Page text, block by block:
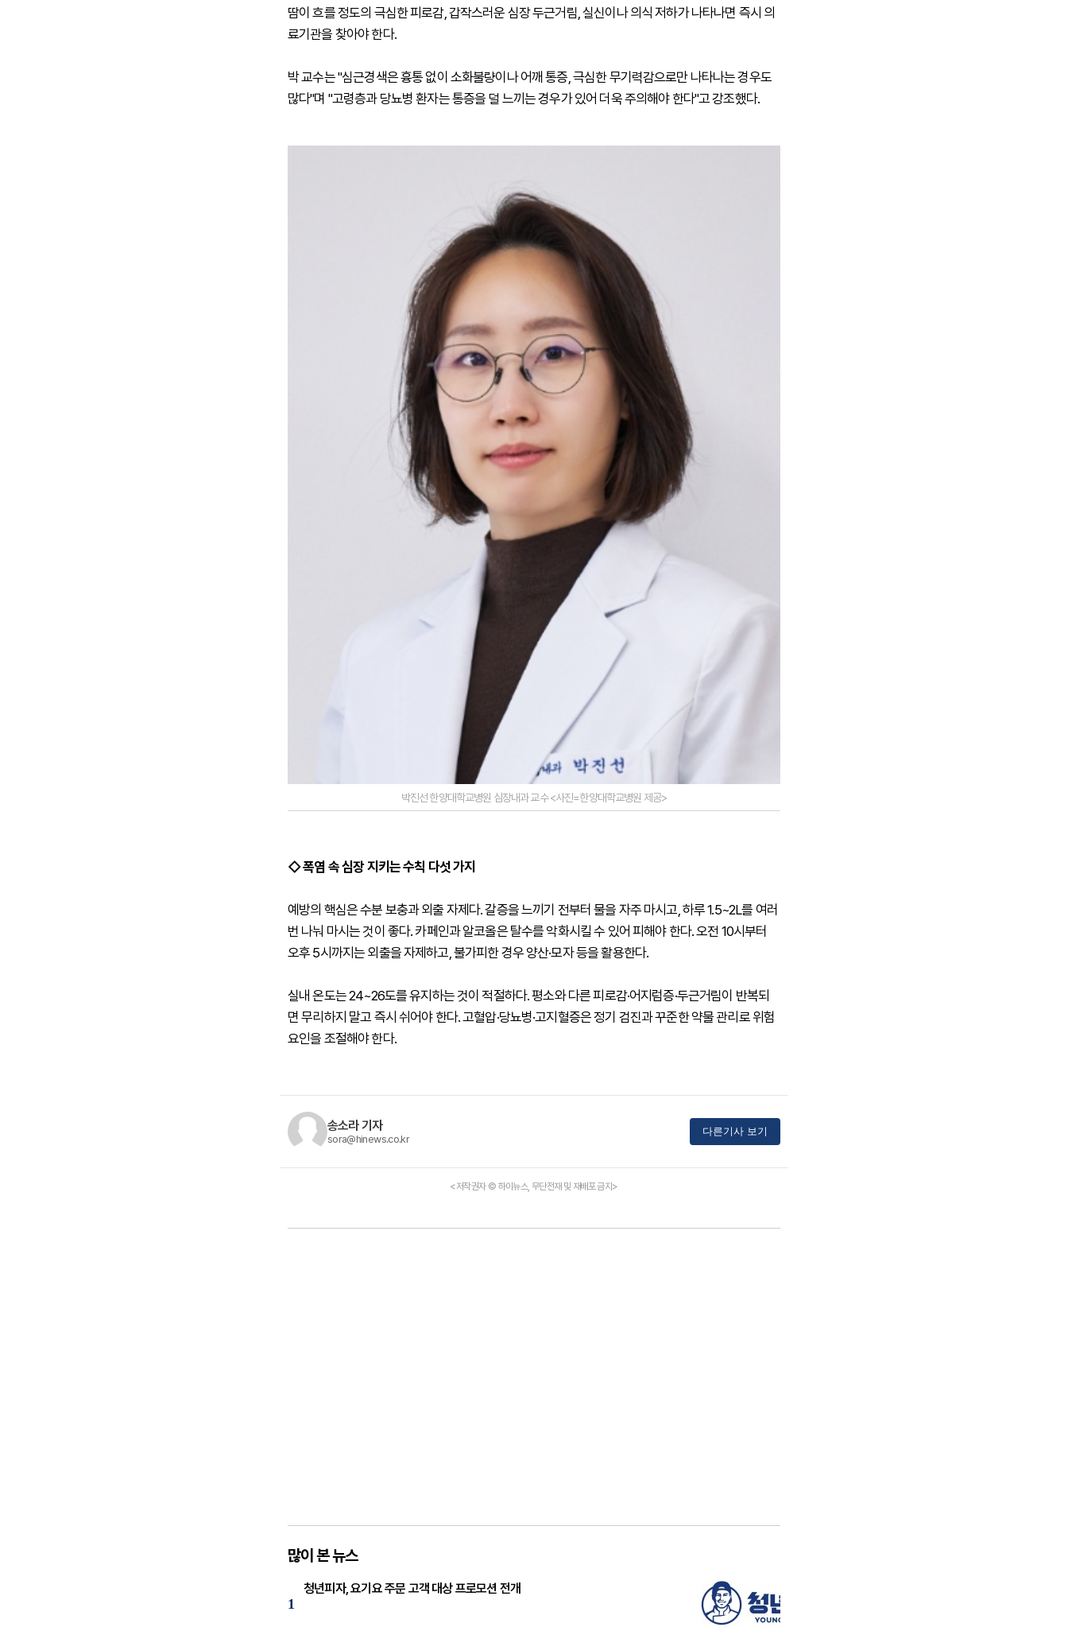
땀이 흐를 정도의 극심한 피로감, 갑작스러운 심장 두근거림, 실신이나 의식 저하가 나타나면 즉시 의
료기관을 찾아야 한다.
박 교수는 "심근경색은 흉통 없이 소화불량이나 어깨 통증, 극심한 무기력감으로만 나타나는 경우도
많다"며 "고령층과 당뇨병 환자는 통증을 덜 느끼는 경우가 있어 더욱 주의해야 한다"고 강조했다.
박진선 한양대학교병원 심장내과 교수 <사진=한양대학교병원 제공>
◇ 폭염 속 심장 지키는 수칙 다섯 가지
예방의 핵심은 수분 보충과 외출 자제다. 갈증을 느끼기 전부터 물을 자주 마시고, 하루 1.5~2L를 여러
번 나눠 마시는 것이 좋다. 카페인과 알코올은 탈수를 악화시킬 수 있어 피해야 한다. 오전 10시부터
오후 5시까지는 외출을 자제하고, 불가피한 경우 양산·모자 등을 활용한다.
실내 온도는 24~26도를 유지하는 것이 적절하다. 평소와 다른 피로감·어지럼증·두근거림이 반복되
면 무리하지 말고 즉시 쉬어야 한다. 고혈압·당뇨병·고지혈증은 정기 검진과 꾸준한 약물 관리로 위험
요인을 조절해야 한다.
송소라 기자
sora@hinews.co.kr
다른기사 보기
<저작권자 © 하이뉴스, 무단전재 및 재배포 금지>
많이 본 뉴스
1
청년피자, 요기요 주문 고객 대상 프로모션 전개